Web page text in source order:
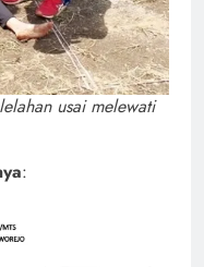
usai melewati
: